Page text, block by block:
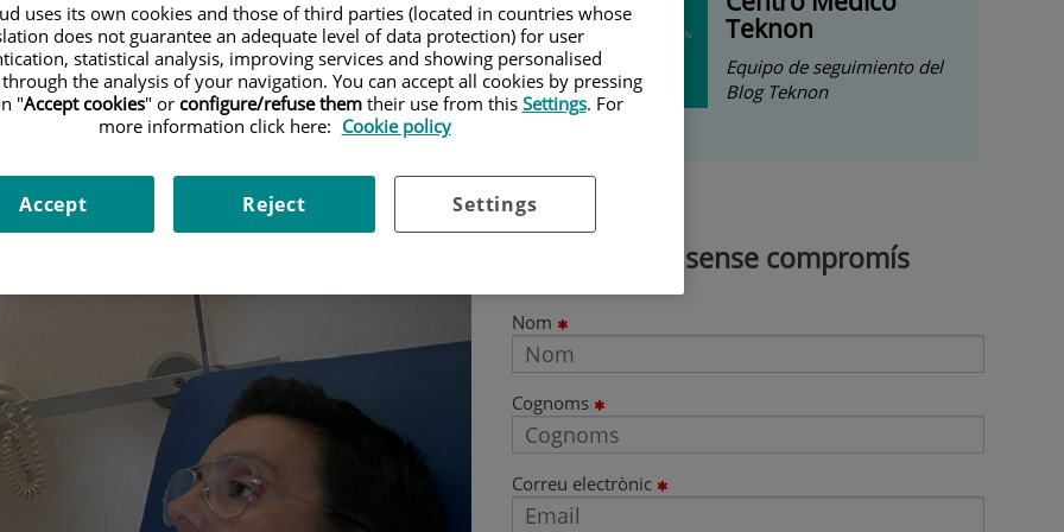
cada dia amb un compromís
més innovadors a través de la
científic.
Teknon
Equipo de seguimiento del
Blog Teknon
Demana cita sense compromís
Nom
Cognoms
Correu electrònic
uses its own cookies and those of third parties (located in countries whose
does not guarantee an adequate level of data protection) for user
statistical analysis, improving services and showing personalised
the analysis of your navigation. You can accept all cookies by pressing
"Accept cookies" or configure/refuse themtheir use from this Settings. For
more information click here: Cookie policy
Settings
Reject
Accept